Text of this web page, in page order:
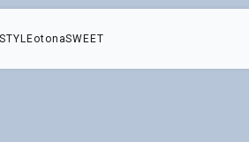
otonaSWEET